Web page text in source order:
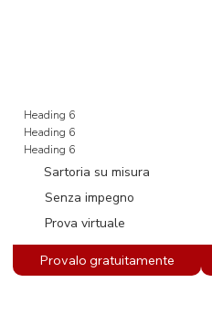
Heading 6
Heading 6
Heading 6
Sartoria su misura
Senza impegno
Prova virtuale